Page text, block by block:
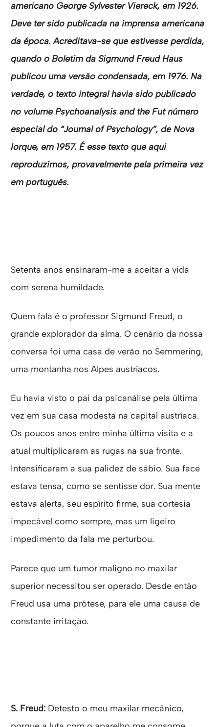
americano George Sylvester Viereck, em 1926.
Deve ter sido publicada na imprensa americana
da época. Acreditava-se que estivesse perdida,
quando o Boletim da Sigmund Freud Haus
publicou uma versão condensada, em 1976. Na
verdade, o texto integral havia sido publicado
no volume Psychoanalysis and the Fut número
especial do “Journal of Psychology”, de Nova
Iorque, em 1957. É esse texto que aqui
reproduzimos, provavelmente pela primeira vez
em português.
Setenta anos ensinaram-me a aceitar a vida
com serena humildade.
Quem fala é o professor Sigmund Freud, o
grande explorador da alma. O cenário da nossa
conversa foi uma casa de verão no Semmering,
uma montanha nos Alpes austríacos.
Eu havia visto o pai da psicanálise pela última
vez em sua casa modesta na capital austríaca.
Os poucos anos entre minha última visita e a
atual multiplicaram as rugas na sua fronte.
Intensificaram a sua palidez de sábio. Sua face
estava tensa, como se sentisse dor. Sua mente
estava alerta, seu espírito firme, sua cortesia
impecável como sempre, mas um ligeiro
impedimento da fala me perturbou.
Parece que um tumor maligno no maxilar
superior necessitou ser operado. Desde então
Freud usa uma prótese, para ele uma causa de
constante irritação.
S. Freud: Detesto o meu maxilar mecânico,